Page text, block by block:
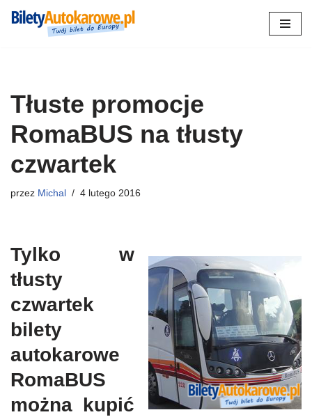
Tłuste promocje
RomaBUS na tłusty
czwartek
przez Michal 4 lutego 2016
Tylko w
tłusty
czwartek
bilety
autokarowe
RomaBUS
można kupić